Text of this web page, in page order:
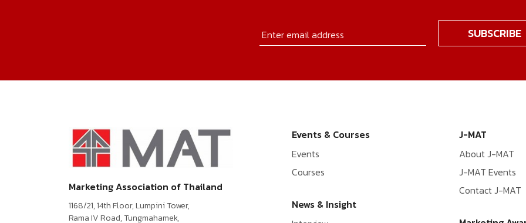
Marketing Association of Thailand
1168/21, 14th Floor, Lumpini Tower,
Rama IV Road, Tungmahamek,
Events & Courses
Events
Courses
News & Insight
J-MAT
About J-MAT
J-MAT Events
Contact J-MAT